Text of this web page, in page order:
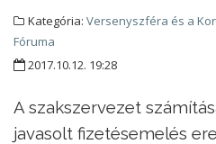
Kategória: Versenyszféra és a
Fóruma
2017.10.12. 19:28
A szakszervezet
javasolt fizetésemelés